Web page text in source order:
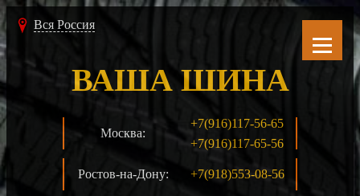
Вся Россия
Москва:
+7(916)117-56-65
+7(916)117-65-56
Ростов-на-Дону: +7(918)553-08-56
ВАША ШИНА